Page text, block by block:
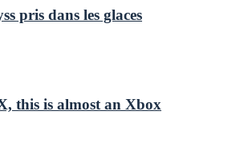
pris dans les glaces
this is almost an Xbox